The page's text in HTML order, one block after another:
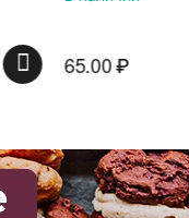
65.00 ₽